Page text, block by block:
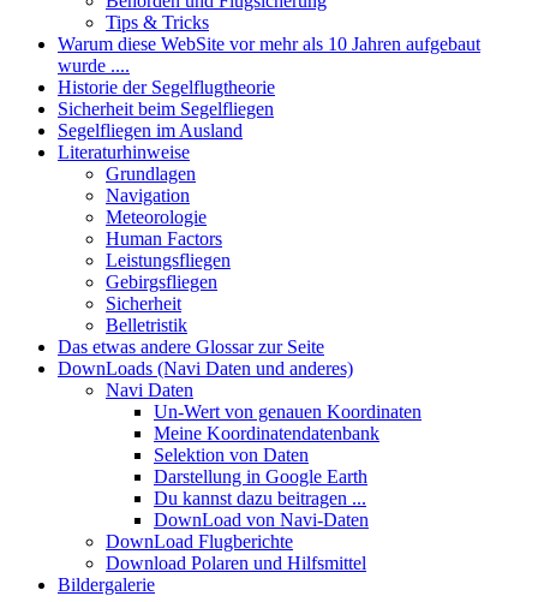
Tips & Tricks
Warum diese WebSite vor mehr als 10 Jahren aufgebaut
wurde ....
Historie der Segelflugtheorie
Sicherheit beim Segelfliegen
Segelfliegen im Ausland
Literaturhinweise
Grundlagen
Navigation
Meteorologie
Human Factors
Leistungsfliegen
Gebirgsfliegen
Sicherheit
Belletristik
Das etwas andere Glossar zur Seite
DownLoads (Navi Daten und anderes)
Navi Daten
Un-Wert von genauen Koordinaten
Meine Koordinatendatenbank
Selektion von Daten
Darstellung in Google Earth
Du kannst dazu beitragen ...
DownLoad von Navi-Daten
DownLoad Flugberichte
Download Polaren und Hilfsmittel
Bildergalerie